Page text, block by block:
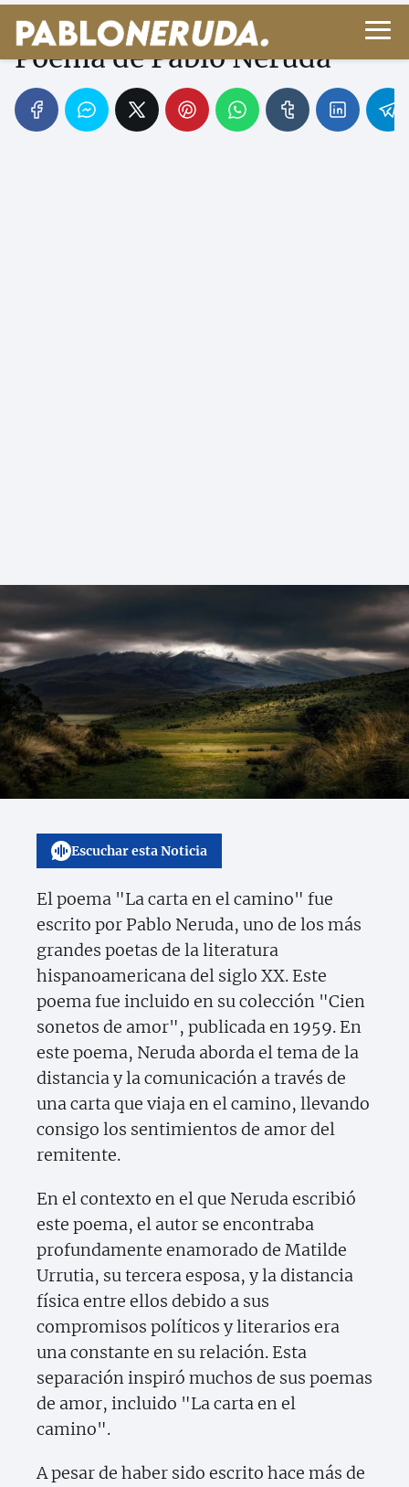
La carta en el camino -
Poema de Pablo Neruda
Escuchar esta Noticia
El poema "La carta en el camino" fue
escrito por Pablo Neruda, uno de los más
grandes poetas de la literatura
hispanoamericana del siglo XX. Este
poema fue incluido en su colección "Cien
sonetos de amor", publicada en 1959. En
este poema, Neruda aborda el tema de la
distancia y la comunicación a través de
una carta que viaja en el camino, llevando
consigo los sentimientos de amor del
remitente.
En el contexto en el que Neruda escribió
este poema, el autor se encontraba
profundamente enamorado de Matilde
Urrutia, su tercera esposa, y la distancia
física entre ellos debido a sus
compromisos políticos y literarios era
una constante en su relación. Esta
separación inspiró muchos de sus poemas
de amor, incluido "La carta en el
camino".
A pesar de haber sido escrito hace más de